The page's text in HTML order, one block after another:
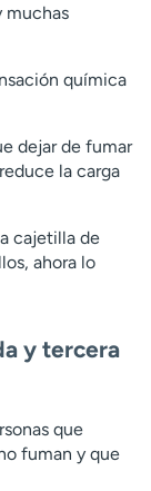
muchas
química
dejar de fumar
la carga
cajetilla de
ahora lo
y tercera
que
fuman y que